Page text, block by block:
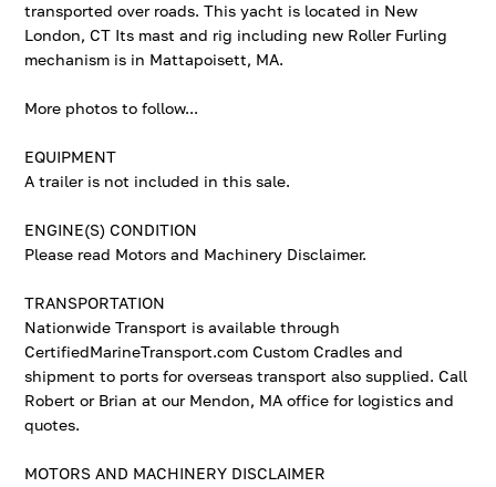
transported over roads. This yacht is located in New
London, CT Its mast and rig including new Roller Furling
mechanism is in Mattapoisett, MA.
More photos to follow...
EQUIPMENT
A trailer is not included in this sale.
ENGINE(S) CONDITION
Please read Motors and Machinery Disclaimer.
TRANSPORTATION
Nationwide Transport is available through
CertifiedMarineTransport.com Custom Cradles and
shipment to ports for overseas transport also supplied. Call
Robert or Brian at our Mendon, MA office for logistics and
quotes.
MOTORS AND MACHINERY DISCLAIMER